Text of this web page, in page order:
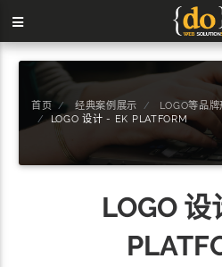
首页 经典案例展示
LOGO等品
LOGO 设计 - EK PLATFORM
LOGO 设